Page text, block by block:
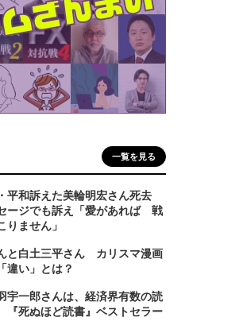
一覧を見る
平和訴えた美輪明宏さん死去
ージでも訴え「愛があれば 戦
りません」
と白土三平さん カリスマ漫画
違い」とは？
宇一郎さんは、経済界有数の読
死ぬほど読書』ベストセラー